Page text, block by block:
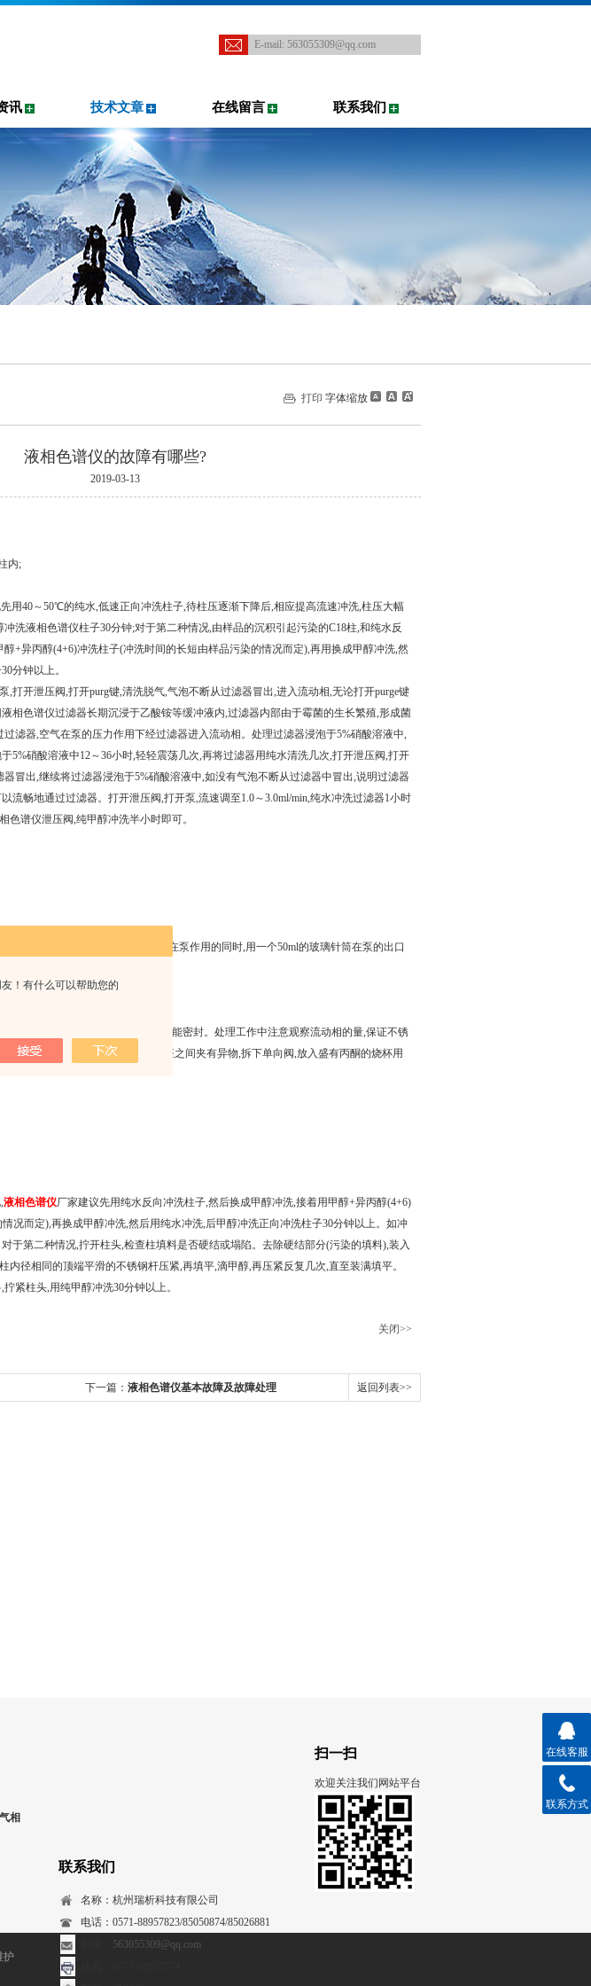
！有什么可以帮助您的
E-mail: 563055309@qq.com
讯 技术文章 在线留言 联系我们
打印 字体缩放
液相色谱仪的故障有哪些?
2019-03-13
内;
40～50℃的纯水,低速正向冲洗柱子,待柱压逐渐下降后,相应提高流速冲洗,柱压大幅
洗液相色谱仪柱子30分钟;对于第二种情况,由样品的沉积引起污染的C18柱,和纯水反
+异丙醇(4+6)冲洗柱子(冲洗时间的长短由样品污染的情况而定),再用换成甲醇冲洗,然
分钟以上。
开泄压阀,打开purg键,清洗脱气,气泡不断从过滤器冒出,进入流动相,无论打开purge键
相色谱仪过滤器长期沉浸于乙酸铵等缓冲液内,过滤器内部由于霉菌的生长繁殖,形成菌
滤器,空气在泵的压力作用下经过滤器进入流动相。处理过滤器浸泡于5%硝酸溶液中,
5%硝酸溶液中12～36小时,轻轻震荡几次,再将过滤器用纯水清洗几次,打开泄压阀,打开
冒出,继续将过滤器浸泡于5%硝酸溶液中,如没有气泡不断从过滤器中冒出,说明过滤器
流畅地通过过滤器。打开泄压阀,打开泵,流速调至1.0～3.0ml/min,纯水冲洗过滤器1小时
色谱仪泄压阀,纯甲醇冲洗半小时即可。
,更换密封垫圈;对于第二种情况,在泵作用的同时,用一个50ml的玻璃针筒在泵的出口
和阀座之间夹有异物,使得两者不能密封。处理工作中注意观察流动相的量,保证不锈
动相要充分脱气。如为单向阀和阀座之间夹有异物,拆下单向阀,放入盛有丙酮的烧杯用
液相色谱仪厂家建议先用纯水反向冲洗柱子,然后换成甲醇冲洗,接着用甲醇+异丙醇(4+6)
况而定),再换成甲醇冲洗,然后用纯水冲洗,后甲醇冲洗正向冲洗柱子30分钟以上。如冲
于第二种情况,拧开柱头,检查柱填料是否硬结或塌陷。去除硬结部分(污染的填料),装入
内径相同的顶端平滑的不锈钢杆压紧,再填平,滴甲醇,再压紧反复几次,直至装满填平。
紧柱头,用纯甲醇冲洗30分钟以上。
关闭>>
下一篇： 液相色谱仪基本故障及故障处理 返回列表>>
相
扫一扫
欢迎关注我们网站平台
联系我们
名称：杭州瑞析科技有限公司
电话：0571-88957823/85050874/85026881
563055309@qq.com
护
在线客服
联系方式